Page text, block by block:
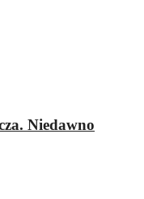
Niedawno